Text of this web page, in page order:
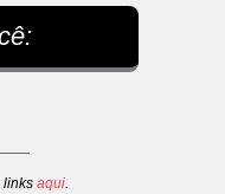
linksaqui.